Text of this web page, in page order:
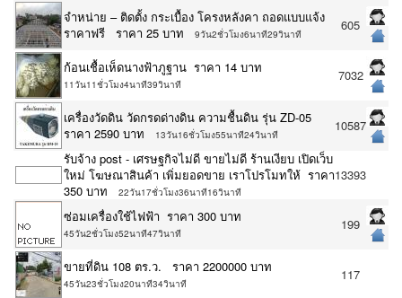
จำหน่าย – ติดตั้ง กระเบื้อง โครงหลังคา ถอดแบบแจ้ง
ราคาฟรี ราคา 25 บาท
9วัน2ชั่วโมง6นาที29วินาที
605
ก้อนเชื้อเห็ดนางฟ้าภูฐาน ราคา 14 บาท
11วัน11ชั่วโมง4นาที39วินาที
7032
เครื่องวัดดิน วัดกรดด่างดิน ความชื้นดิน รุ่น ZD-05
ราคา 2590 บาท
13วัน16ชั่วโมง55นาที24วินาที
10587
รับจ้าง post - เศรษฐกิจไม่ดี ขายไม่ดี ร้านเงียบ เปิดเว็บ
ใหม่ โฆษณาสินค้า เพิ่มยอดขาย เราโปรโมทให้ ราคา
350 บาท
22วัน17ชั่วโมง36นาที16วินาที
13393
ซ่อมเครื่องใช้ไฟฟ้า ราคา 300 บาท
45วัน2ชั่วโมง52นาที47วินาที
199
ขายที่ดิน 108 ตร.ว. ราคา 2200000 บาท
45วัน23ชั่วโมง20นาที34วินาที
117